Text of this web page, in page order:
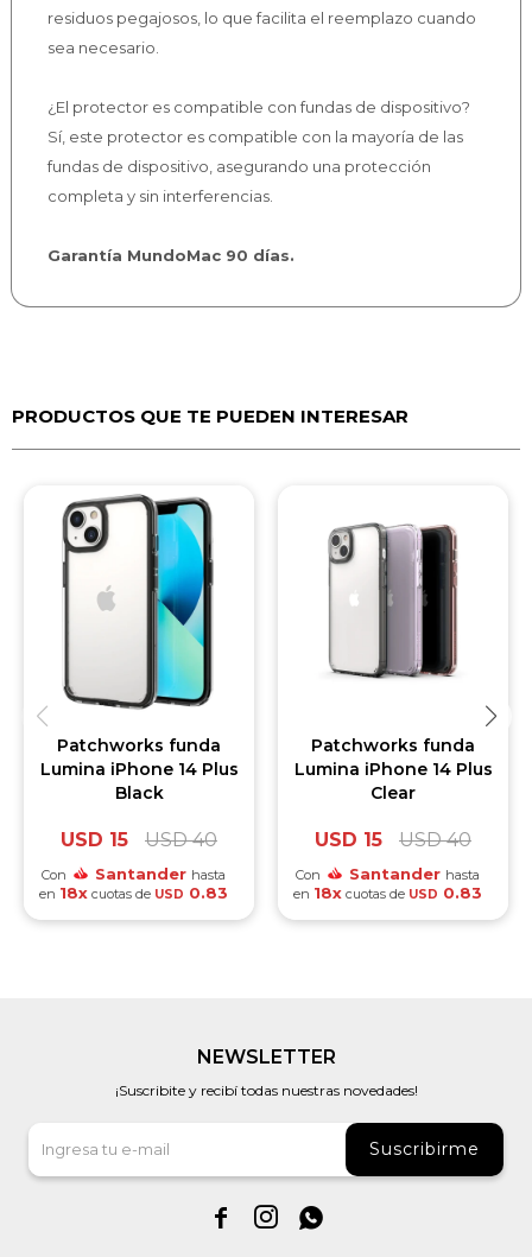
residuos pegajosos, lo que facilita el reemplazo cuando
sea necesario.
¿El protector es compatible con fundas de dispositivo?
Sí, este protector es compatible con la mayoría de las
fundas de dispositivo, asegurando una protección
completa y sin interferencias.
Garantía MundoMac 90 días.
PRODUCTOS QUE TE PUEDEN INTERESAR
Patchworks funda
Lumina iPhone 14 Plus
Black
USD 15 USD 40
Con Santander hasta
en 18x cuotas de USD 0.83
Patchworks funda
Lumina iPhone 14 Plus
Clear
USD 15 USD 40
Con Santander hasta
en 18x cuotas de USD 0.83
NEWSLETTER
¡Suscribite y recibí todas nuestras novedades!
Suscribirme
  